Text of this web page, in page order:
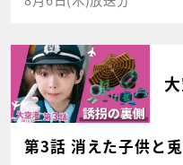
第3話 消えた子供と兎